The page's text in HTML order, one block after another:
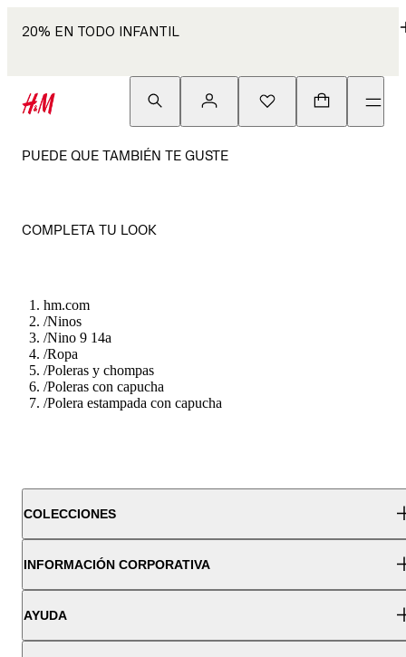
20% EN TODO INFANTIL
PUEDE QUE TAMBIÉN TE GUSTE
COMPLETA TU LOOK
hm.com
/Ninos
/Nino 9 14a
/Ropa
/Poleras y chompas
/Poleras con capucha
/Polera estampada con capucha
COLECCIONES
INFORMACIÓN CORPORATIVA
AYUDA